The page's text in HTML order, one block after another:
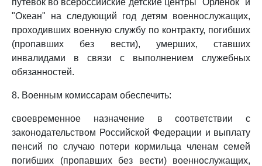
путевок во всероссийские детские центры "Орленок" и
"Океан" на следующий год детям военнослужащих,
проходивших военную службу по контракту, погибших
(пропавших без вести), умерших, ставших
инвалидами в связи с выполнением служебных
обязанностей.
8. Военным комиссарам обеспечить:
своевременное назначение в соответствии с
законодательством Российской Федерации и выплату
пенсий по случаю потери кормильца членам семей
погибших (пропавших без вести) военнослужащих,